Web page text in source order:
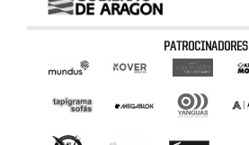
PATROCINADORES